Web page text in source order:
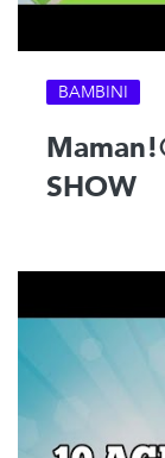
BAMBINI
SHOW